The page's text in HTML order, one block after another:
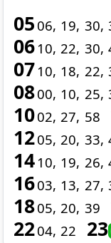
05 06 19 30
06 10 22 30
07 10 18 22
0800 10 25
1002 27 58
1205 20 33
14 10 19 26
1603 13 27
1805 20 39
2204 22 23